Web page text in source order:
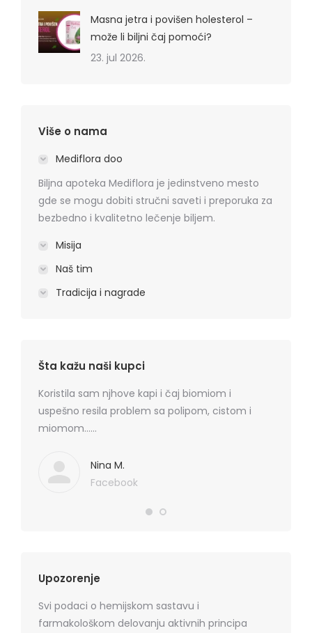
Masna jetra i povišen holesterol –
može li biljni čaj pomoći?
23. jul 2026.
Više o nama
Mediflora doo
Biljna apoteka Mediflora je jedinstveno mesto
gde se mogu dobiti stručni saveti i preporuka za
bezbedno i kvalitetno lečenje biljem.
Misija
Naš tim
Tradicija i nagrade
Šta kažu naši kupci
Koristila sam njhove kapi i čaj biomiom i
uspešno resila problem sa polipom, cistom i
miomom……
Nina M.
Facebook
Upozorenje
Svi podaci o hemijskom sastavu i
farmakološkom delovanju aktivnih principa